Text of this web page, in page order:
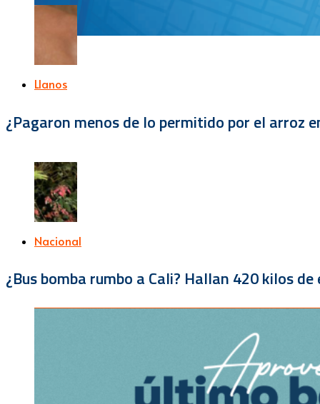
Llanos
¿Pagaron menos de lo permitido por el arroz
Nacional
¿Bus bomba rumbo a Cali? Hallan 420 kilos